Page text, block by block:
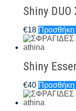
Shiny
€18 Προσθήκη
Shiny
€40 Προσθήκη